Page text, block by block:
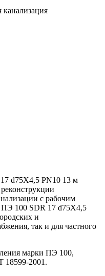
d75Х4,5 PN10 13 м
с рабочим
ПЭ 100 SDR 17 d75Х4,5
и
так и для частного
марки ПЭ 100,
18599-2001.